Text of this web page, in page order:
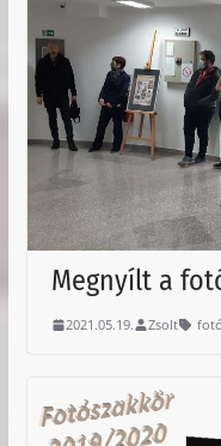
Megnyílt a
2021.05.19. Zsolt